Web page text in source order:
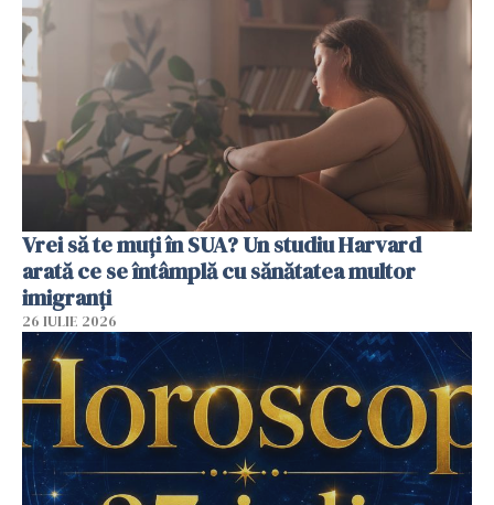
Vrei să te muți în SUA? Un studiu Harvard
arată ce se întâmplă cu sănătatea multor
imigranți
26 IULIE 2026